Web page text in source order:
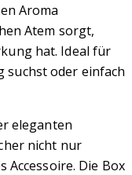
Aroma
Atem sorgt,
hat. Ideal für
suchst oder einfach
eleganten
nicht nur
Accessoire. Die Box